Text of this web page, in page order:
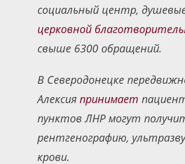
социальный центр,
церковной
свыше 6300 обращений.
В Северодонецке
Алексия принимает
пунктов ЛНР могут
рентгенографию,
крови.